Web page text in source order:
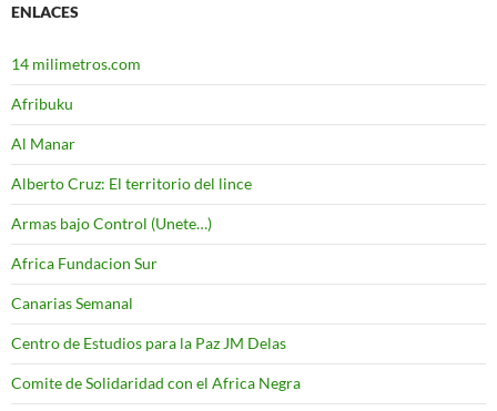
ENLACES
14 milimetros.com
Afribuku
Al Manar
Alberto Cruz: El territorio del lince
Armas bajo Control (Unete…)
Africa Fundacion Sur
Canarias Semanal
Centro de Estudios para la Paz JM Delas
Comite de Solidaridad con el Africa Negra